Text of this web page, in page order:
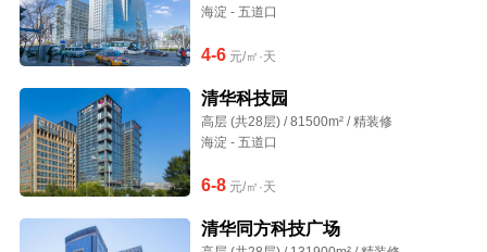
海淀 - 五道口
4-6元/㎡·天
清华科技园
高层 (共28层) / 81500m² / 精装修
海淀 - 五道口
6-8元/㎡·天
清华同方科技广场